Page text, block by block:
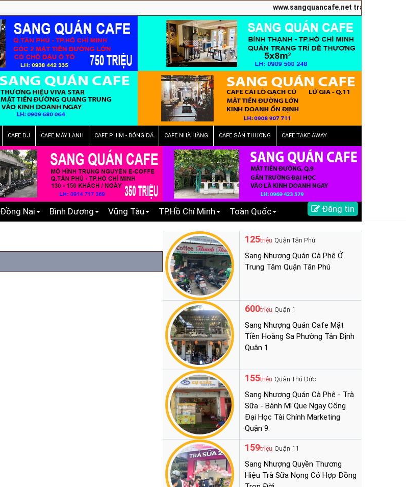
www.sangquancafe.net trang chuyên
CAFE DJ CAFE MÁY LẠNH CAFE PHIM - BÓNG ĐÁ CAFE NHÀ HÀNG CAFE SÂN THƯỢNG CAFE TAKE AWAY
Đồng Nai Bình Dương Vũng Tàu TP.Hồ Chí Minh Toàn Quốc Đăng tin
125triệu Quận Tân Phú
Sang Nhượng Quán Cà Phê Ở
Trung Tâm Quận Tân Phú
600triệu Quận 1
Sang Nhượng Quán Cafe Mặt
Tiền Hoàng Sa Phường Tân Định
Quận 1
155triệu Quận Thủ Đức
Sang Nhượng Quán Cà Phê - Trà
Sữa - Bành Mì Que Ngay Cổng
Đại Học Tài Chính Marketing
Quận 9.
159triệu Quận 11
Sang Nhượng Quyền Thương
Hiệu Trà Sữa Nọng Có Hợp Đồng